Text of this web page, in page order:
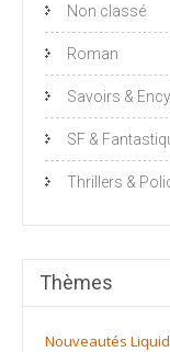
Non classé
Roman
Savoirs &
SF &
Thrillers &
Thèmes
Nouveautés